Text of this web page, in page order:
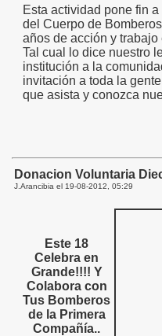
Esta actividad pone fin
del Cuerpo de
años de acción y
Tal cual lo dice nuestro
institución a la
invitación a toda la
que asista y conozca
Donacion Voluntaria
J.Arancibia el 19-08-2012, 05:29
Este 18
Celebra en
Grande!!!! Y
Colabora con
Tus Bomberos
de la Primera
Compañía..